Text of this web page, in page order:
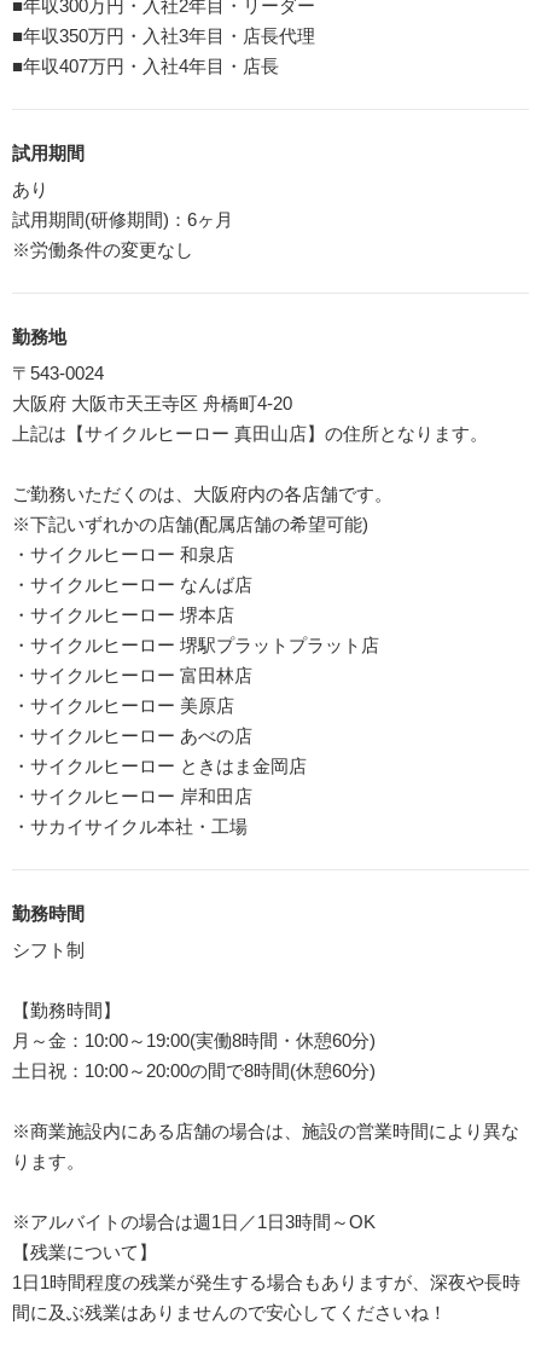
■年収300万円・入社2年目・リーダー
■年収350万円・入社3年目・店長代理
■年収407万円・入社4年目・店長
試用期間
あり
試用期間(研修期間)：6ヶ月
※労働条件の変更なし
勤務地
〒543-0024
大阪府 大阪市天王寺区 舟橋町4-20
上記は【サイクルヒーロー 真田山店】の住所となります。
ご勤務いただくのは、大阪府内の各店舗です。
※下記いずれかの店舗(配属店舗の希望可能)
・サイクルヒーロー 和泉店
・サイクルヒーロー なんば店
・サイクルヒーロー 堺本店
・サイクルヒーロー 堺駅プラットプラット店
・サイクルヒーロー 富田林店
・サイクルヒーロー 美原店
・サイクルヒーロー あべの店
・サイクルヒーロー ときはま金岡店
・サイクルヒーロー 岸和田店
・サカイサイクル本社・工場
勤務時間
シフト制
【勤務時間】
月～金：10:00～19:00(実働8時間・休憩60分)
土日祝：10:00～20:00の間で8時間(休憩60分)
※商業施設内にある店舗の場合は、施設の営業時間により異な
ります。
※アルバイトの場合は週1日／1日3時間～OK
【残業について】
1日1時間程度の残業が発生する場合もありますが、深夜や長時
間に及ぶ残業はありませんので安心してくださいね！